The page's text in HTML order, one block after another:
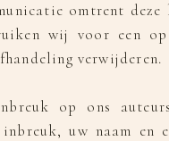
omtrent
wij voor een
verwijderen.
op ons
inbreuk, uw naam en